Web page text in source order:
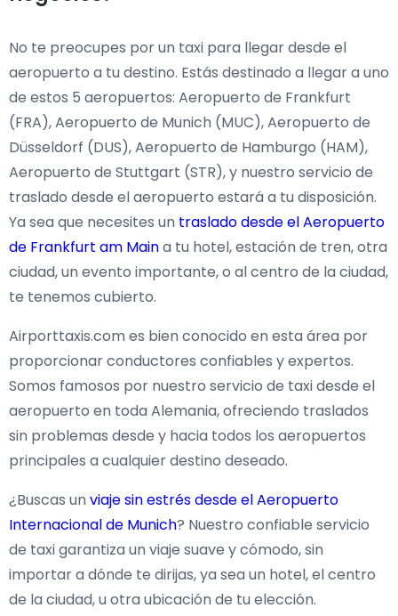
No te preocupes por un taxi para llegar desde el
aeropuerto a tu destino. Estás destinado a llegar a uno
de estos 5 aeropuertos: Aeropuerto de Frankfurt
(FRA), Aeropuerto de Munich (MUC), Aeropuerto de
Düsseldorf (DUS), Aeropuerto de Hamburgo (HAM),
Aeropuerto de Stuttgart (STR), y nuestro servicio de
traslado desde el aeropuerto estará a tu disposición.
Ya sea que necesites un traslado desde el Aeropuerto
de Frankfurt am Maina tu hotel, estación de tren, otra
ciudad, un evento importante, o al centro de la ciudad,
te tenemos cubierto.
Airporttaxis.com es bien conocido en esta área por
proporcionar conductores confiables y expertos.
Somos famosos por nuestro servicio de taxi desde el
aeropuerto en toda Alemania, ofreciendo traslados
sin problemas desde y hacia todos los aeropuertos
principales a cualquier destino deseado.
¿Buscas unviaje sin estrés desde el Aeropuerto
Internacional de Munich? Nuestro confiable servicio
de taxi garantiza un viaje suave y cómodo, sin
importar a dónde te dirijas, ya sea un hotel, el centro
de la ciudad, u otra ubicación de tu elección.